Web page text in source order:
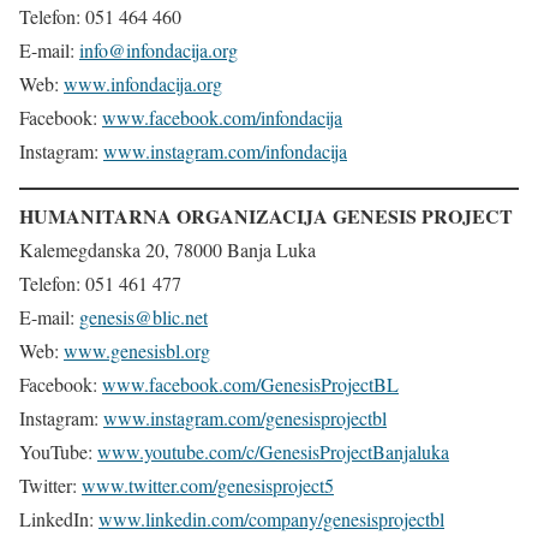
Telefon: 051 464 460
E-mail: info@infondacija.org
Web: www.infondacija.org
Facebook: www.facebook.com/infondacija
Instagram: www.instagram.com/infondacija
HUMANITARNA ORGANIZACIJA GENESIS PROJECT
Kalemegdanska 20, 78000 Banja Luka
Telefon: 051 461 477
E-mail: genesis@blic.net
Web: www.genesisbl.org
Facebook: www.facebook.com/GenesisProjectBL
Instagram: www.instagram.com/genesisprojectbl
YouTube: www.youtube.com/c/GenesisProjectBanjaluka
Twitter: www.twitter.com/genesisproject5
LinkedIn: www.linkedin.com/company/genesisprojectbl